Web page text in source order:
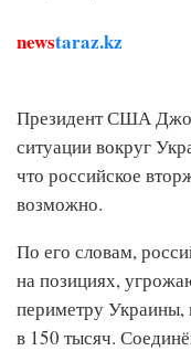
newstaraz.kz
Президент США Джо
ситуации вокруг
что российское
возможно.
По его словам,
на позициях,
периметру Украины,
в 150 тысяч.